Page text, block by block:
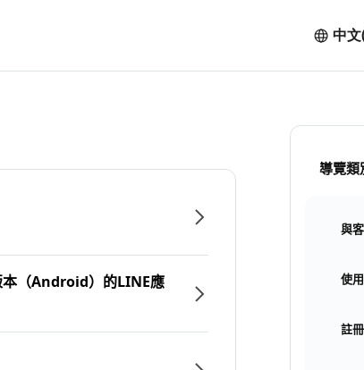
中
導覽類
與
使
註
本（Android）的LINE應